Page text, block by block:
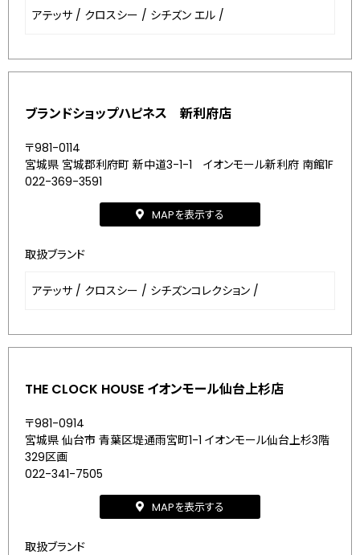
アテッサ / クロスシー / シチズン エル /
ブランドショップハピネス 新利府店
〒981-0114
宮城県 宮城郡利府町 新中道3-1-1 イオンモール新利府 南館1F
022-369-3591
MAPを表示する
取扱ブランド
アテッサ / クロスシー / シチズンコレクション /
THE CLOCK HOUSE イオンモール仙台上杉店
〒981-0914
宮城県 仙台市 青葉区堤通雨宮町1-1 イオンモール仙台上杉3階
329区画
022-341-7505
MAPを表示する
取扱ブランド